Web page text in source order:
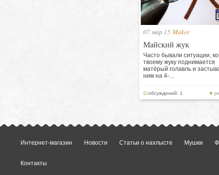
07 мар 15 Maker
Майский жук
Часто бывали ситуации,
твоему жуку поднимается
матёрый голавль и
ним на 4-…
обсуждений: 1
Интернет-магазин Новости Статьи о нахлысте Мушки
Контакты